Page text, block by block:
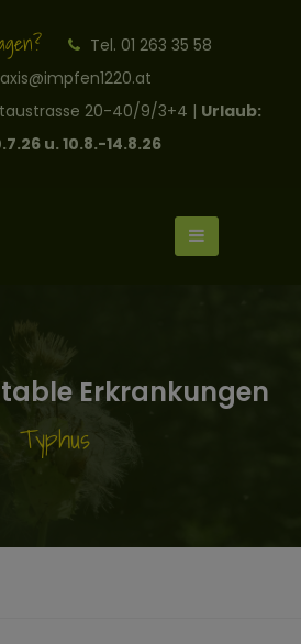
Tel. 01 263 35 58
20-40/9/3+4 | Urlaub:
u. 10.8.-14.8.26
Erkrankungen
Typhus